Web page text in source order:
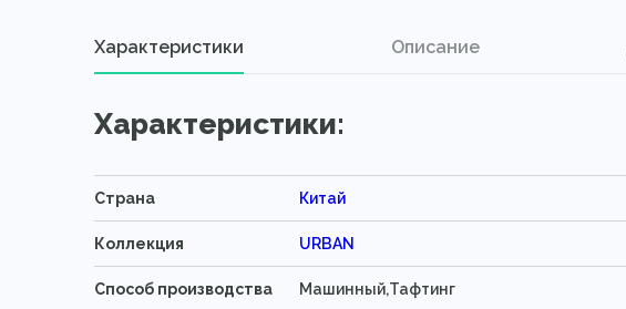
Характеристики Описание
Характеристики:
Страна Китай
Коллекция URBAN
Способ производства Машинный,Тафтинг